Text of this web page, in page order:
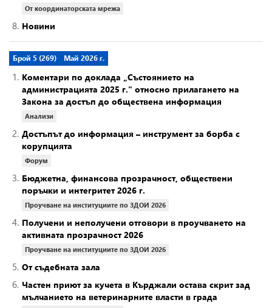
От координаторската мрежа
8. Новини
Брой 5 (269) Май 2026 г.
1. Коментари по доклада „Състоянието на
администрацията 2025 г." относно прилагането на
Закона за достъп до обществена информация
Анализи
2. Достъпът до информация – инструмент за борба с
корупцията
Форум
3. Бюджетна, финансова прозрачност, обществени
поръчки и интегритет 2026 г.
Проучване на институциите по ЗДОИ 2026
4. Получени и неполучени отговори в проучването на
активната прозрачност 2026
Проучване на институциите по ЗДОИ 2026
5. От съдебната зала
6. Частен приют за кучета в Кърджали остава скрит зад
мълчанието на ветеринарните власти в града